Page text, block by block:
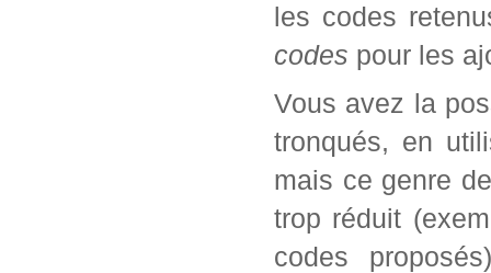
les codes
codes pour les
Vous avez la
tronqués, en
mais ce genre
trop réduit
codes